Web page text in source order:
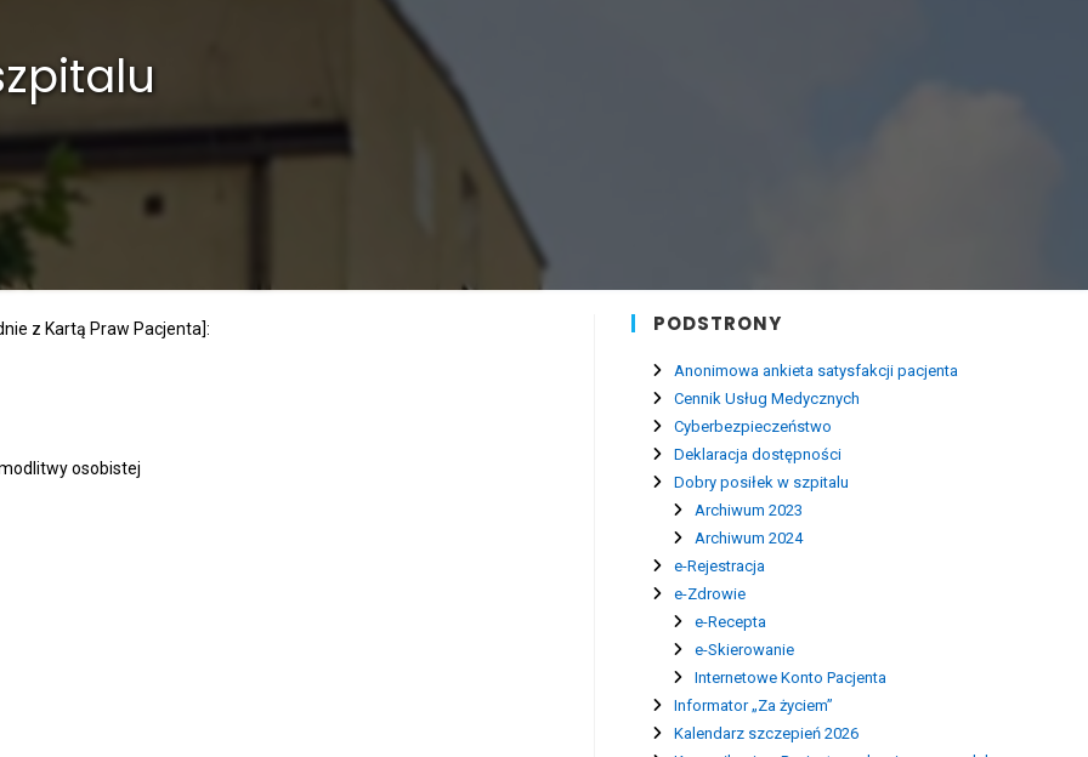
z Kartą Praw Pacjenta]:
osobistej
PODSTRONY
Anonimowa ankieta satysfakcji pacjenta
Cennik Usług Medycznych
Cyberbezpieczeństwo
Deklaracja dostępności
Dobry posiłek w szpitalu
Archiwum 2023
Archiwum 2024
e-Rejestracja
e-Zdrowie
e-Recepta
e-Skierowanie
Internetowe Konto Pacjenta
Informator „Za życiem”
Kalendarz szczepień 2026